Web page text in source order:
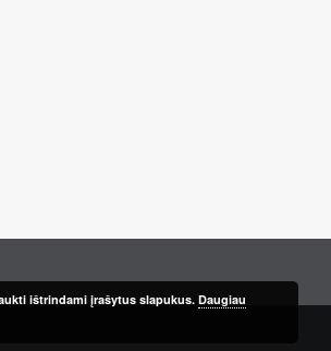
ištrindami įrašytus slapukus.Daugiau